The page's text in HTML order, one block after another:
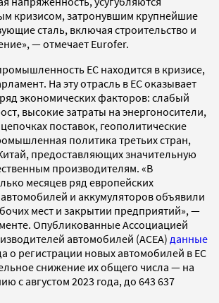
кризисом, затронувшим крупнейшие
сталь, включая строительство и
— отмечает Eurofer.
ЕС находится в кризисе,
На эту отрасль в ЕС оказывает
экономических факторов: слабый
высокие затраты на энергоносители,
поставок, геополитические
политика третьих стран,
предоставляющих значительную
производителям. «В
месяцев ряд европейских
и аккумуляторов объявили
мест и закрытии предприятий», —
Опубликованные Ассоциацией
автомобилей (ACEA) данные
о регистрации новых автомобилей в ЕС
снижение их общего числа — на
с августом 2023 года, до 643 637